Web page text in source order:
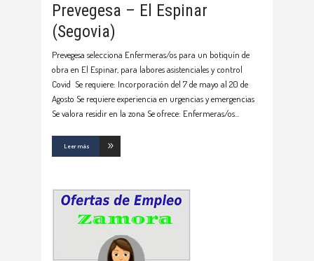
Prevegesa – El Espinar
(Segovia)
Prevegesa selecciona Enfermeras/os para un botiquín de
obra en El Espinar, para labores asistenciales y control
Covid Se requiere: Incorporación del 7 de mayo al 20 de
Agosto Se requiere experiencia en urgencias y emergencias
Se valora residir en la zona Se ofrece: Enfermeras/os
Leer más